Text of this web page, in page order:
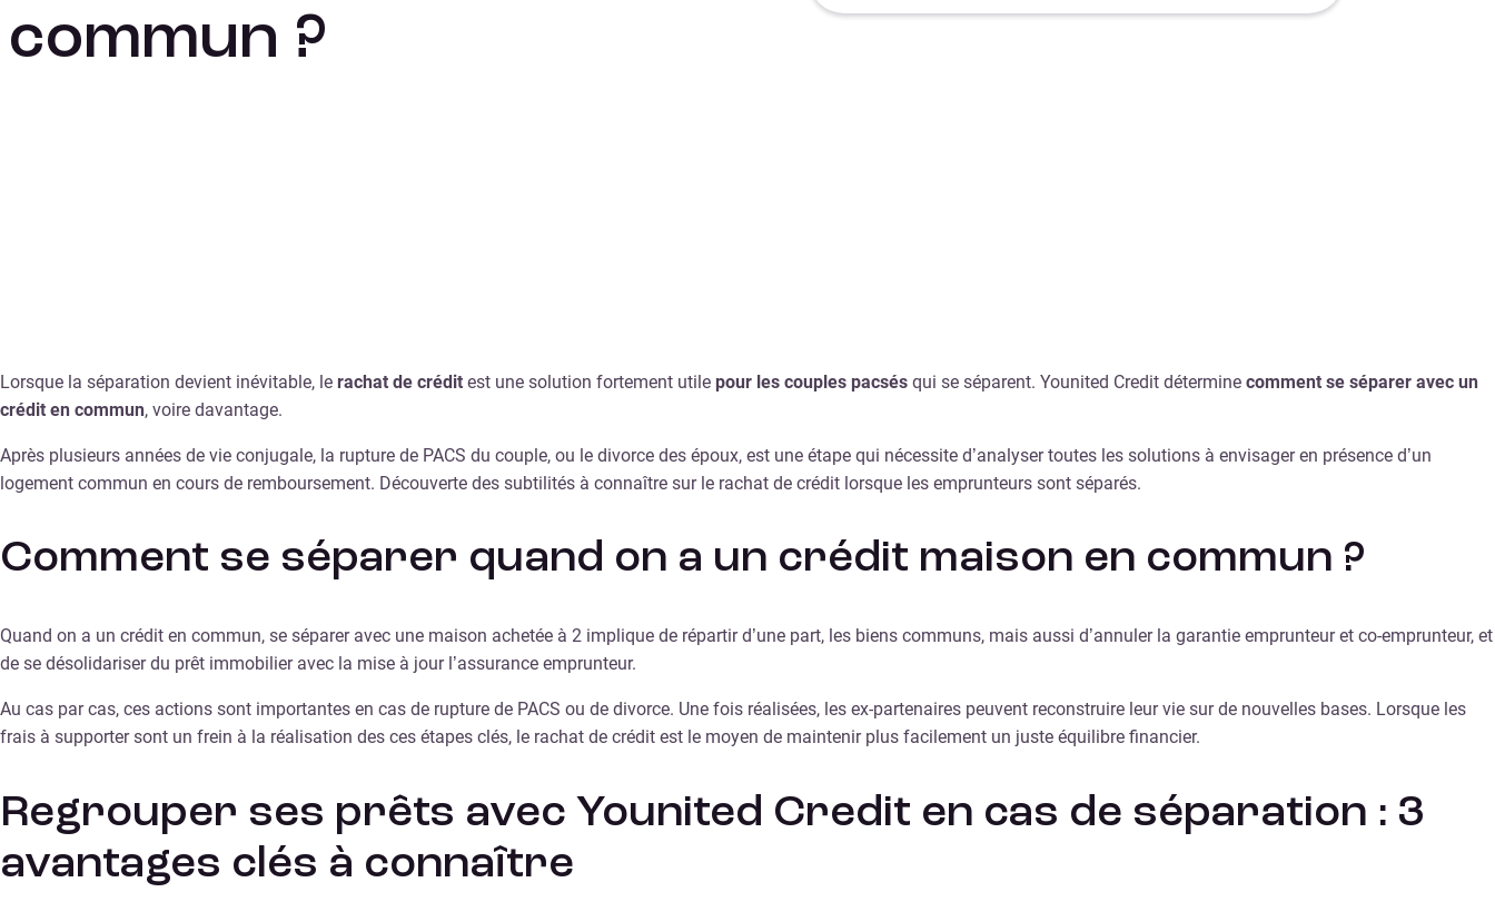
commun ?
Lorsque la séparation devient inévitable, le rachat de crédit est une solution fortement utile pour les couples pacsés qui se séparent. Younited Credit détermine comment se séparer avec un
crédit en commun, voire davantage.
Après plusieurs années de vie conjugale, la rupture de PACS du couple, ou le divorce des époux, est une étape qui nécessite d’analyser toutes les solutions à envisager en présence d’un
logement commun en cours de remboursement. Découverte des subtilités à connaître sur le rachat de crédit lorsque les emprunteurs sont séparés.
Comment se séparer quand on a un crédit maison en commun ?
Quand on a un crédit en commun, se séparer avec une maison achetée à 2 implique de répartir d’une part, les biens communs, mais aussi d’annuler la garantie emprunteur et co-emprunteur, et
de se désolidariser du prêt immobilier avec la mise à jour l’assurance emprunteur.
Au cas par cas, ces actions sont importantes en cas de rupture de PACS ou de divorce. Une fois réalisées, les ex-partenaires peuvent reconstruire leur vie sur de nouvelles bases. Lorsque les
frais à supporter sont un frein à la réalisation des ces étapes clés, le rachat de crédit est le moyen de maintenir plus facilement un juste équilibre financier.
Regrouper ses prêts avec Younited Credit en cas de séparation : 3
avantages clés à connaître